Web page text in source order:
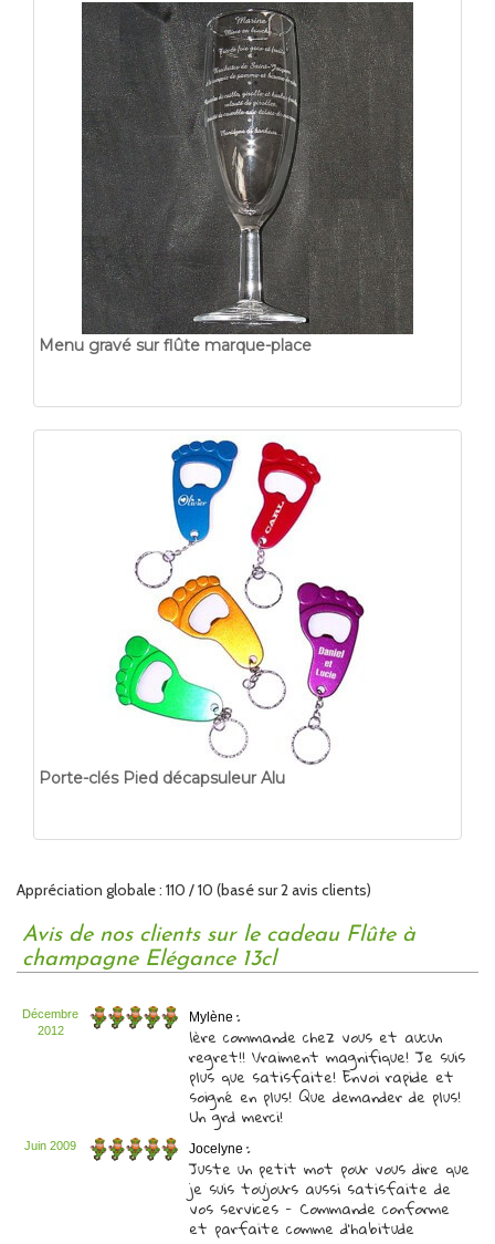
Menu gravé sur flûte marque-place
Porte-clés Pied décapsuleur Alu
Appréciation globale : 110 /10 (basé sur2 avis clients)
Avis de nos clients sur le cadeau Flûte à
champagne Elégance 13cl
Décembre
2012
Mylène :
1ère commande chez vous et aucun
regret!! Vraiment magnifique! Je suis
plus que satisfaite! Envoi rapide et
soigné en plus! Que demander de plus!
Un grd merci!
Juin 2009 Jocelyne :
Juste un petit mot pour vous dire que
je suis toujours aussi satisfaite de
vos services - Commande conforme
et parfaite comme d'habitude